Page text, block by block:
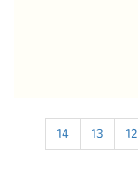
12
13
14